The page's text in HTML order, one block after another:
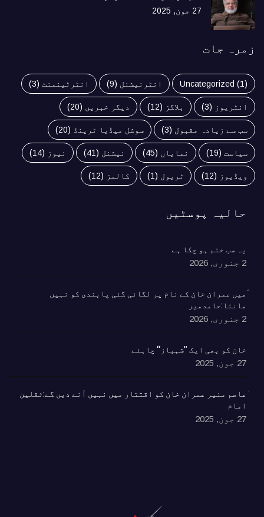
27 جون, 2025
زمرہ جات
Uncategorized (1) انٹرنیشنل (9) انٹرٹینمنٹ (3)
انٹریوز (3) بلاگز (12) دیگر خبریں (20)
سب سے زیادہ مقبول (3) سوشل میڈیا ٹرینڈ (20)
سیاست (19) نمایاں (45) نیشنل (41) نیوز (14)
ویڈیوز (12) ٹریول (1) کالمز (12)
حالیہ پوسٹیں
یہ سب ختم ہو چکا ہے
2 جنوری, 2026
٘میں عمران خان کے نام پر لگائی گئی پابندی کو نہیں
مانتا:حامدمیر
2 جنوری, 2026
خان کو بھی ایک ’’شہباز‘‘ چاہئے​
27 جون, 2025
ٰعاصم منیر عمران خان کو اقتتار میں نہیں آنے دیں گے:ثقلین
امام
27 جون, 2025